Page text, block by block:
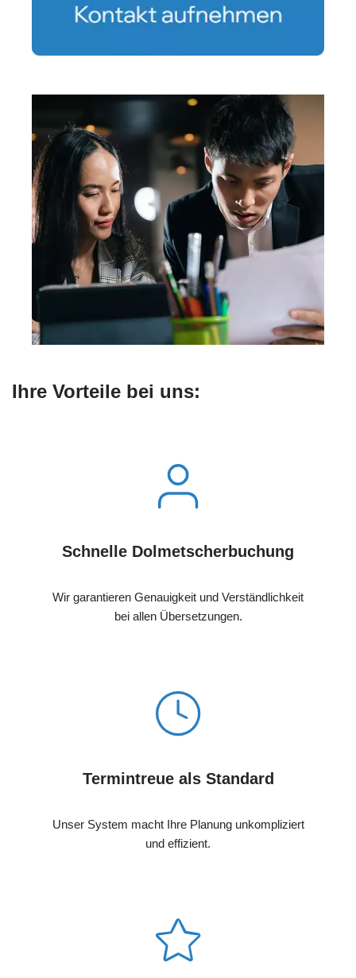
Ihre Vorteile bei uns:
Schnelle Dolmetscherbuchung
Wir garantieren Genauigkeit und Verständlichkeit
bei allen Übersetzungen.
Termintreue als Standard
Unser System macht Ihre Planung unkompliziert
und effizient.